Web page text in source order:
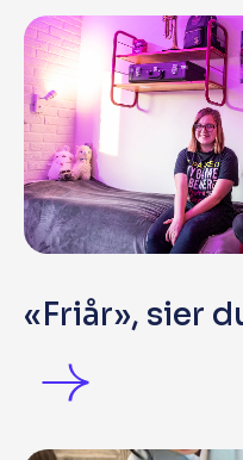
«Friår», sier